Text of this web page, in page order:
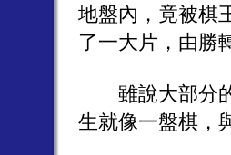
地盤內，竟被棋
了一大片，由勝
雖說大部分的
生就像一盤棋，